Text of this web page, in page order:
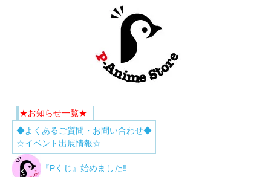
★お知らせ一覧★
◆よくあるご質問・お問い合わせ◆
☆イベント出展情報☆
『Pくじ』始めました‼